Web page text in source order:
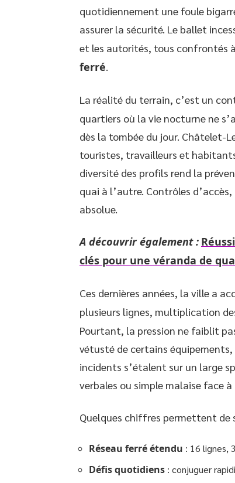
quotidiennement une foule
assurer la sécurité. Le ballet
et les autorités, tous confrontés
ferré
La réalité du terrain, c’est un
quartiers où la vie nocturne ne
dès la tombée du jour. Châtelet-
touristes, travailleurs et
diversité des profils rend la
quai à l’autre. Contrôles
absolue.
A découvrir également :
clés pour une véranda de
Ces dernières années, la ville a
plusieurs lignes, multiplication
Pourtant, la pression ne faiblit
vétusté de certains
incidents s’étalent sur un large
verbales ou simple malaise face
Quelques chiffres permettent de
Réseau ferré étendu : 16 lignes,
Défis quotidiens : conjuguer